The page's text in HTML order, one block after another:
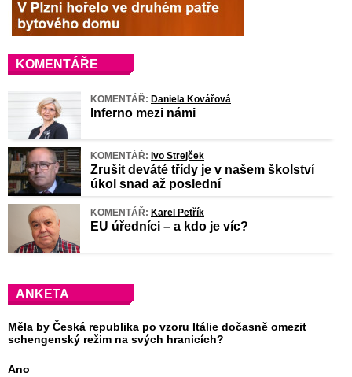
KOMENTÁŘE
KOMENTÁŘ: Daniela Kovářová
Inferno mezi námi
KOMENTÁŘ: Ivo Strejček
Zrušit deváté třídy je v našem školství
úkol snad až poslední
KOMENTÁŘ: Karel Petřík
EU úředníci – a kdo je víc?
ANKETA
Měla by Česká republika po vzoru Itálie dočasně omezit
schengenský režim na svých hranicích?
Ano